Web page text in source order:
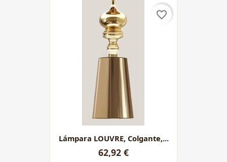
Lámpara LOUVRE, Colgante,...
62,92 €
favorite_border